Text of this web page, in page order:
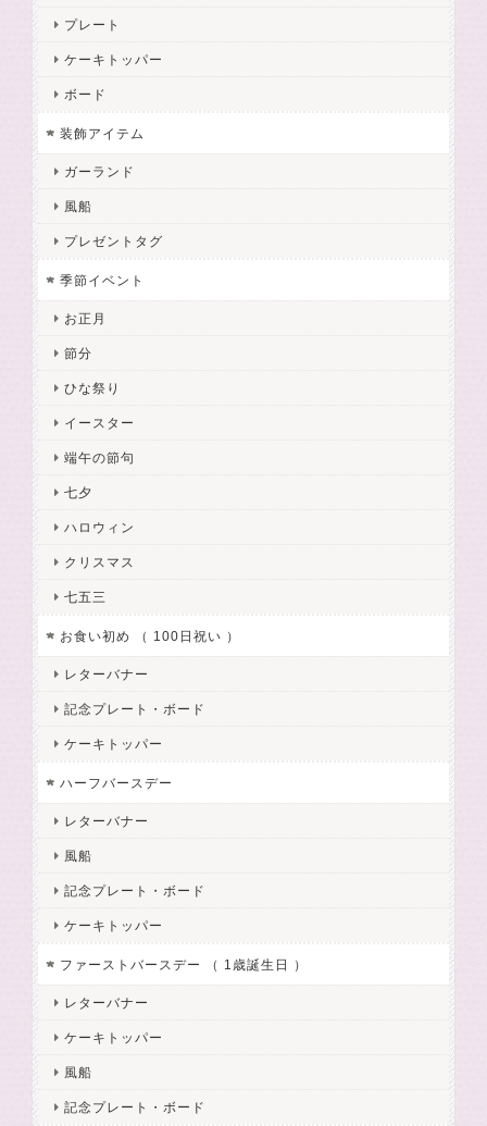
プレート
ケーキトッパー
ボード
装飾アイテム
ガーランド
風船
プレゼントタグ
季節イベント
お正月
節分
ひな祭り
イースター
端午の節句
七夕
ハロウィン
クリスマス
七五三
お食い初め （ 100日祝い ）
レターバナー
記念プレート・ボード
ケーキトッパー
ハーフバースデー
レターバナー
風船
記念プレート・ボード
ケーキトッパー
ファーストバースデー （ 1歳誕生日 ）
レターバナー
ケーキトッパー
風船
記念プレート・ボード